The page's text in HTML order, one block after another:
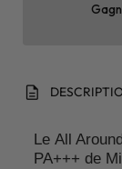
description
Le All
PA+++ de